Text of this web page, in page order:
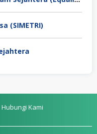
(SIMETRI)
Hubungi Kami